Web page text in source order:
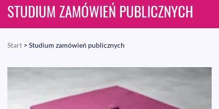
Start > Studium zamówień publicznych
STUDIUM ZAMÓWIEŃ PUBLICZNYCH